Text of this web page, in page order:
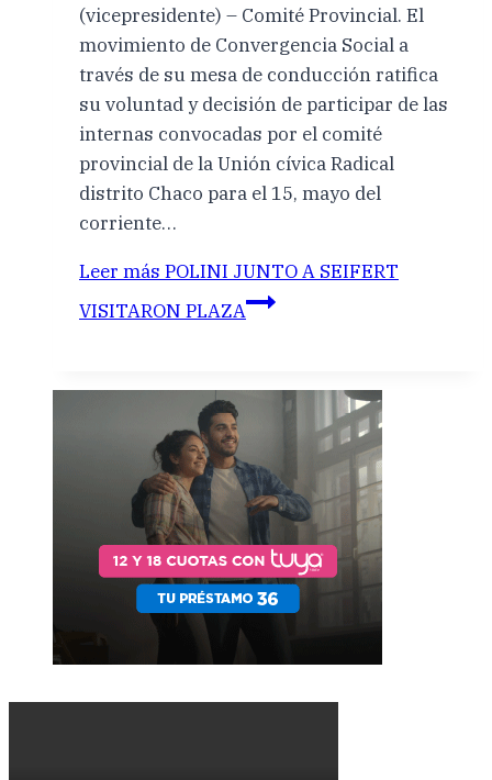
(vicepresidente) – Comité Provincial. El
movimiento de Convergencia Social a
través de su mesa de conducción ratifica
su voluntad y decisión de participar de las
internas convocadas por el comité
provincial de la Unión cívica Radical
distrito Chaco para el 15, mayo del
corriente…
Leer más POLINI JUNTO A SEIFERT
VISITARON PLAZA